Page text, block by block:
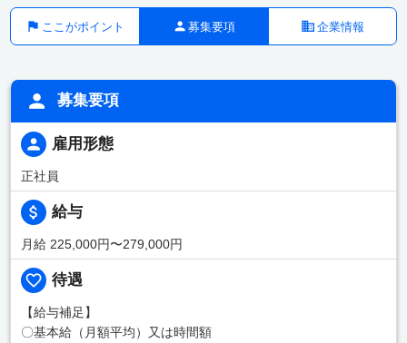
ここがポイント 募集要項 企業情報
募集要項
雇用形態
正社員
給与
月給 225,000円〜279,000円
待遇
【給与補足】
〇基本給（月額平均）又は時間額